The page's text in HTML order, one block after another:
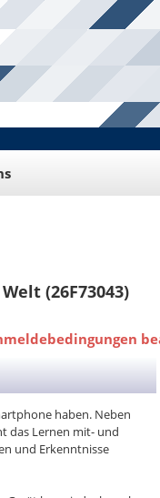
(26F73043)
haben. Neben
das Lernen mit- und
und Erkenntnisse